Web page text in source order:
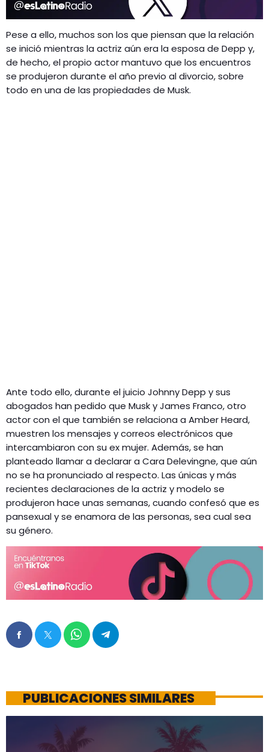
Pese a ello, muchos son los que piensan que la relación
se inició mientras la actriz aún era la esposa de Depp y,
de hecho, el propio actor mantuvo que los encuentros
se produjeron durante el año previo al divorcio, sobre
todo en una de las propiedades de Musk.
Ante todo ello, durante el juicio Johnny Depp y sus
abogados han pedido que Musk y James Franco, otro
actor con el que también se relaciona a Amber Heard,
muestren los mensajes y correos electrónicos que
intercambiaron con su ex mujer. Además, se han
planteado llamar a declarar a Cara Delevingne, que aún
no se ha pronunciado al respecto. Las únicas y más
recientes declaraciones de la actriz y modelo se
produjeron hace unas semanas, cuando confesó que es
pansexual y se enamora de las personas, sea cual sea
su género.
PUBLICACIONES SIMILARES